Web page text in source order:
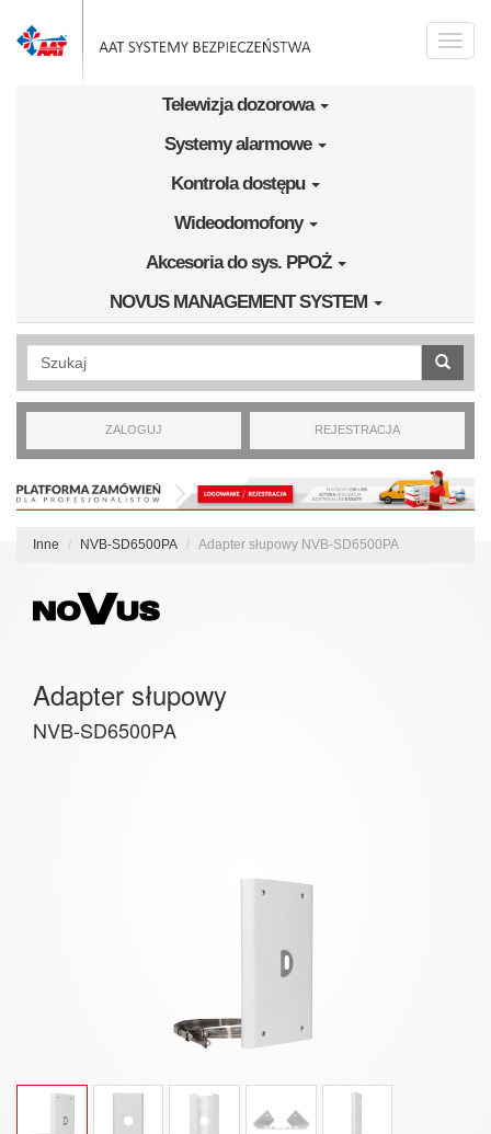
Toggle
Telewizja dozorowa
Systemy alarmowe
Kontrola dostępu
Wideodomofony
Akcesoria do sys. PPOŻ
NOVUS MANAGEMENT SYSTEM
Wyszukiwanie pełnotekstowe
ZALOGUJ REJESTRACJA
Inne NVB-SD6500PA Adapter słupowy NVB-SD6500PA
Adapter słupowy
NVB-SD6500PA